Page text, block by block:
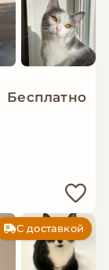
Бесплатно
С доставкой